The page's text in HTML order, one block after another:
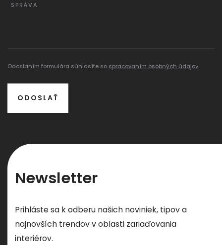
SPRÁVA
Odoslaním formulára súhlasíte so spracovaním osobných údajov.
ODOSLAŤ
Newsletter
Prihláste sa k odberu našich noviniek, tipov a
najnovších trendov v oblasti zariaďovania
interiérov.